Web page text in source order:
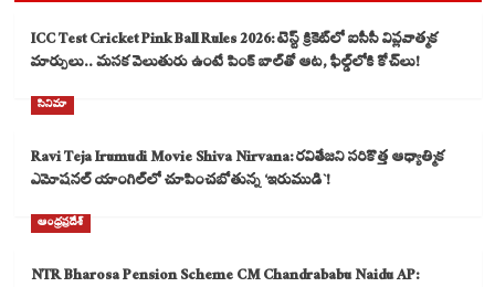
ICC Test Cricket Pink Ball Rules 2026: టెస్ట్ క్రికెట్‌లో ఐసీసీ విప్లవాత్మక
మార్పులు.. మసక వెలుతురు ఉంటే పింక్ బాల్‌తో ఆట, ఫీల్డ్‌లోకి కోచ్‌లు!
సినిమా
Ravi Teja Irumudi Movie Shiva Nirvana: రవితేజని సరికొత్త ఆధ్యాత్మిక
ఎమోషనల్ యాంగిల్‌లో చూపించబోతున్న ‘ఇరుముడి`!
ఆంధ్రప్రదేశ్
NTR Bharosa Pension Scheme CM Chandrababu Naidu AP: